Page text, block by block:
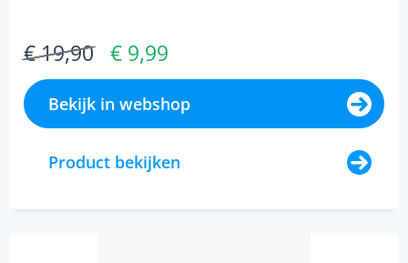
€ 19,90 € 9,99
Bekijk in webshop
Product bekijken